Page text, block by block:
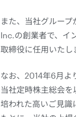
また、当社グルー
Inc.の創業者で、イ
取締役に任用いたし
なお、2014年6月よ
当社定時株主総会
培われた高いご見識